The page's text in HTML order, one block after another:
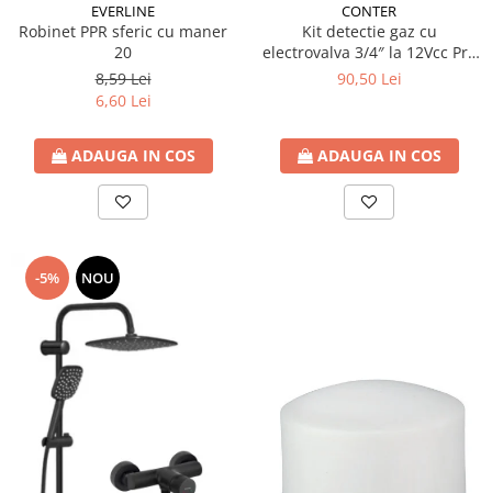
EVERLINE
Robinet PPR sferic cu maner
20
8,59 Lei
6,60 Lei
ADAUGA IN COS
CONTER
Kit detectie gaz cu
electrovalva 3/4″ la 12Vcc Pro
Detect
90,50 Lei
ADAUGA IN COS
-5% NOU